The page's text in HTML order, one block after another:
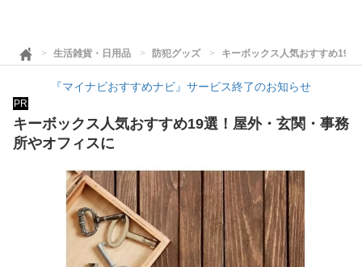
生活雑貨・日用品 防犯グッズ キーボックス人気おすすめ19
『マイナビおすすめナビ』サービス終了のお知らせ
PR
キーボックス人気おすすめ19選！屋外・玄関・事務
所やオフィスに